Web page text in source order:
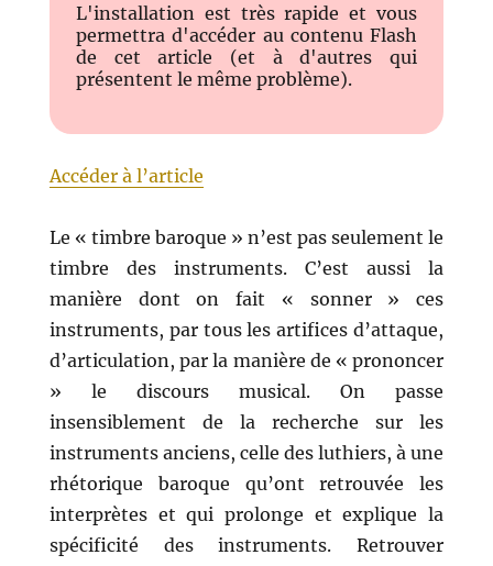
L'installation est très rapide et vous
permettra d'accéder au contenu Flash
de cet article (et à d'autres qui
présentent le même problème).
Accéder à l’article
Le « timbre baroque » n’est pas seulement le
timbre des instruments. C’est aussi la
manière dont on fait « sonner » ces
instruments, par tous les artifices d’attaque,
d’articulation, par la manière de « prononcer
» le discours musical. On passe
insensiblement de la recherche sur les
instruments anciens, celle des luthiers, à une
rhétorique baroque qu’ont retrouvée les
interprètes et qui prolonge et explique la
spécificité des instruments. Retrouver